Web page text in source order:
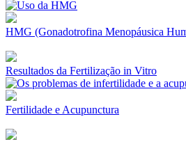
HMG (Gonadotrofina Menopáusica
Resultados da Fertilização in Vitro
Fertilidade e Acupunctura